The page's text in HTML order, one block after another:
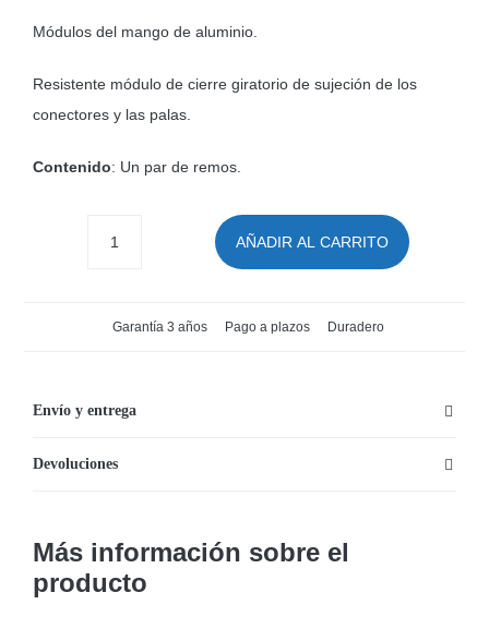
Módulos del mango de aluminio.
Resistente módulo de cierre giratorio de sujeción de los
conectores y las palas.
Contenido: Un par de remos.
aluminio
cantidad
AÑADIR AL CARRITO
Garantía 3 años Pago a plazos Duradero
Envío y entrega
Devoluciones
Más información sobre el
producto